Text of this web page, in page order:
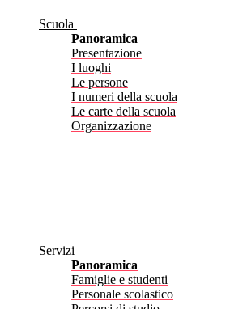
Scuola
Panoramica
Presentazione
I luoghi
Le persone
I numeri della scuola
Le carte della scuola
Organizzazione
Servizi
Panoramica
Famiglie e studenti
Personale scolastico